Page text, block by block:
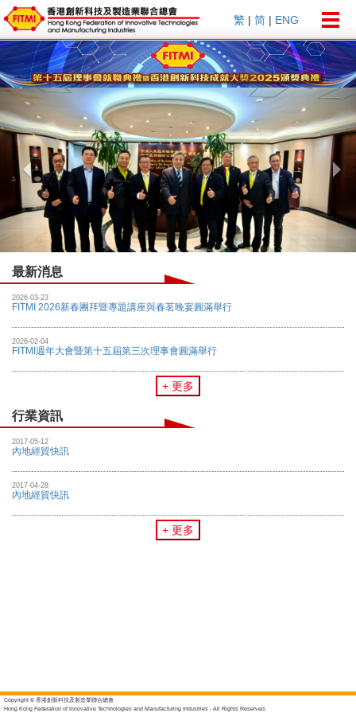
繁 | 简 | ENG
Previous
最新消息
2026-03-23
FITMI 2026新春團拜暨專題講座與春茗晚宴圓滿舉行
2026-02-04
FITMI週年大會暨第十五屆第三次理事會圓滿舉行
+ 更多
行業資訊
2017-05-12
內地經貿快訊
2017-04-28
內地經貿快訊
+ 更多
Copyright © 香港創新科技及製造業聯合總會
Hong Kong Federation of Innovative Technologies and Manufacturing Industries - All Rights Reserved.